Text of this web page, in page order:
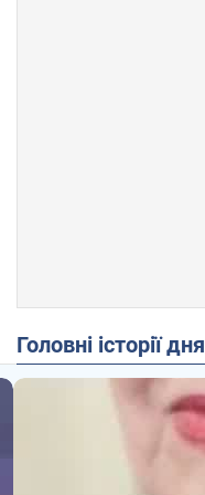
Головні історії дня